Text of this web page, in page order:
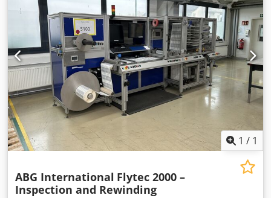
1 / 1
ABG International Flytec 2000 –
Inspection and Rewinding